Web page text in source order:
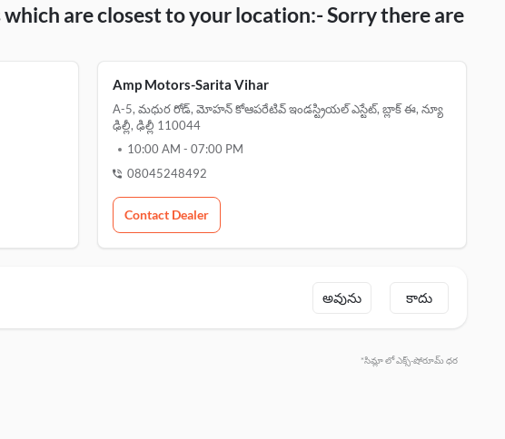
are closest to your location:- Sorry there are
Amp Motors-Sarita Vihar
A-5, మధుర రోడ్, మోహన్ కోఆపరేటివ్ ఇండస్ట్రియల్ ఎస్టేట్, బ్లాక్ ఈ, న్యూ
ఢిల్లీ, ఢిల్లీ 110044
10:00 AM -07:00 PM
08045248492
Contact Dealer
అవును కాదు
*సిమ్లా లో ఎక్స్-షోరూమ్ ధర